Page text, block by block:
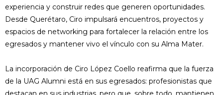
experiencia y construir redes que generen oportunidades.
Desde Querétaro, Ciro impulsará encuentros, proyectos y
espacios de networking para fortalecer la relación entre los
egresados y mantener vivo el vínculo con su Alma Mater.
La incorporación de Ciro López Coello reafirma que la fuerza
de la UAG Alumni está en sus egresados: profesionistas que